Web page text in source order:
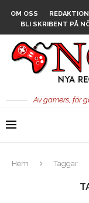
OM OSS
BLI SKRIBENT PÅ
Av gamers, för
Hem Taggar